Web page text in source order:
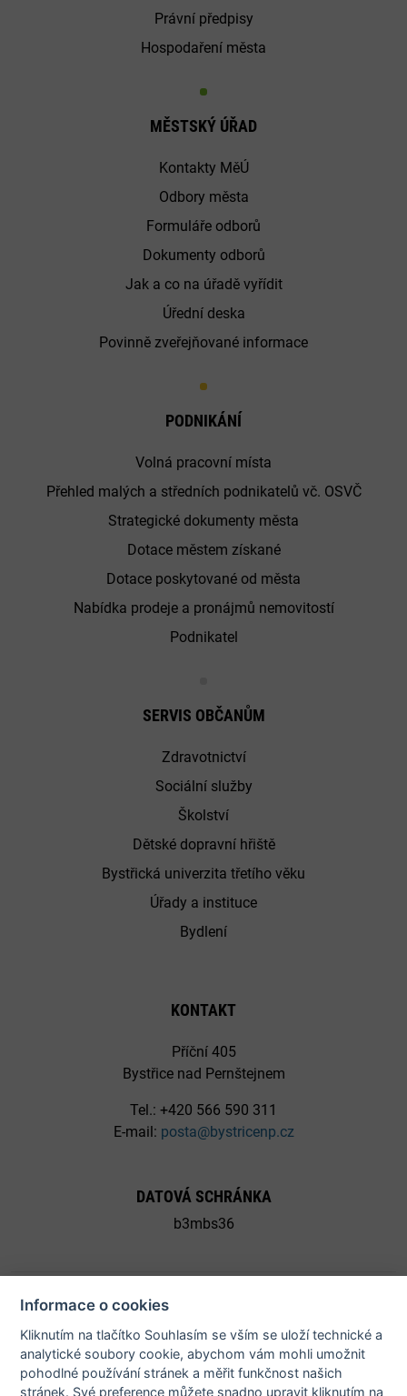
Informace o cookies
Kliknutím na tlačítko Souhlasím se vším se uloží technické a
analytické soubory cookie, abychom vám mohli umožnit
pohodlné používání stránek a měřit funkčnost našich
stránek. Své preference můžete snadno upravit kliknutím na
Právní předpisy
Hospodaření města
MĚSTSKÝ ÚŘAD
Kontakty MěÚ
Odbory města
Formuláře odborů
Dokumenty odborů
Jak a co na úřadě vyřídit
Úřední deska
Povinně zveřejňované informace
PODNIKÁNÍ
Volná pracovní místa
Přehled malých a středních podnikatelů vč. OSVČ
Strategické dokumenty města
Dotace městem získané
Dotace poskytované od města
Nabídka prodeje a pronájmů nemovitostí
Podnikatel
SERVIS OBČANŮM
Zdravotnictví
Sociální služby
Školství
Dětské dopravní hřiště
Bystřická univerzita třetího věku
Úřady a instituce
Bydlení
KONTAKT
Příční 405
Bystřice nad Pernštejnem
Tel.: +420 566 590 311
E-mail: posta@bystricenp.cz
DATOVÁ SCHRÁNKA
b3mbs36
© 2026 Město Bystřice nad Pernštejnem - všechna práva
vyhrazena |Prohlášení o přístupnosti